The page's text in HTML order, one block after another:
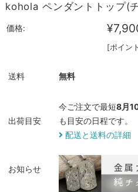
kohola ペンダントトップ(
価格:
[ポイン
送料 無料
出荷目安
今ご注文で最短8月
も目安の日程です。
配送と送料の詳細
お知らせ